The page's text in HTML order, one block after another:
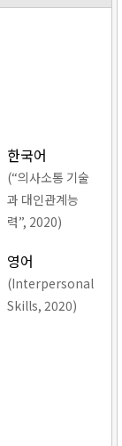
한국어
(“의사소통 기술
과 대인관계능
력”, 2020)
영어
(Interpersonal
Skills, 2020)